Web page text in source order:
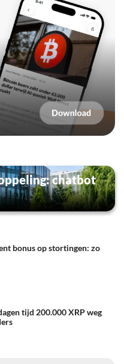
chatbot
bonus op stortingen: zo
tijd 200.000 XRP weg